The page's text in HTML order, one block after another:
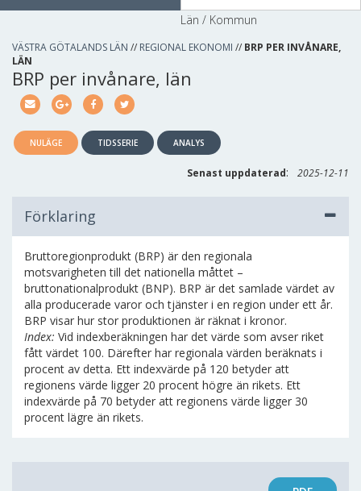
Län / Kommun
VÄSTRA GÖTALANDS LÄN // REGIONAL EKONOMI // BRP PER INVÅNARE,
LÄN
BRP per invånare, län
NULÄGE TIDSSERIE ANALYS
Senast uppdaterad: 2025-12-11
Förklaring
Bruttoregionprodukt (BRP) är den regionala
motsvarigheten till det nationella måttet –
bruttonationalprodukt (BNP). BRP är det samlade värdet av
alla producerade varor och tjänster i en region under ett år.
BRP visar hur stor produktionen är räknat i kronor.
Index: Vid indexberäkningen har det värde som avser riket
fått värdet 100. Därefter har regionala värden beräknats i
procent av detta. Ett indexvärde på 120 betyder att
regionens värde ligger 20 procent högre än rikets. Ett
indexvärde på 70 betyder att regionens värde ligger 30
procent lägre än rikets.